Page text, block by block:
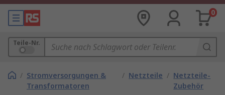
0
Teile-Nr.
/ Stromversorgungen &
Transformatoren
/ Netzteile / Netzteile-
Zubehör